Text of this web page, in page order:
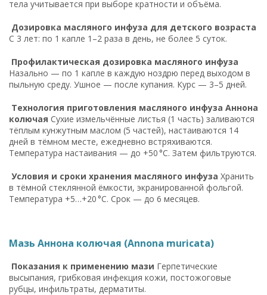
тела учитывается при выборе кратности и объёма.
Дозировка масляного инфуза для детского возраста
С 3 лет: по 1 капле 1–2 раза в день, не более 5 суток.
Профилактическая дозировка масляного инфуза
Назально — по 1 капле в каждую ноздрю перед выходом в
пыльную среду. Ушное — после купания. Курс — 3–5 дней.
Технология приготовления масляного инфуза Аннона
колючая Сухие измельчённые листья (1 часть) заливаются
тёплым кунжутным маслом (5 частей), настаиваются 14
дней в тёмном месте, ежедневно встряхиваются.
Температура настаивания — до +50 °C. Затем фильтруются.
Условия и сроки хранения масляного инфуза Хранить
в тёмной стеклянной ёмкости, экранированной фольгой.
Температура +5…+20 °C. Срок — до 6 месяцев.
Мазь Аннона колючая (Annona muricata)
Показания к применению мази Герпетические
высыпания, грибковая инфекция кожи, постожоговые
рубцы, инфильтраты, дерматиты.